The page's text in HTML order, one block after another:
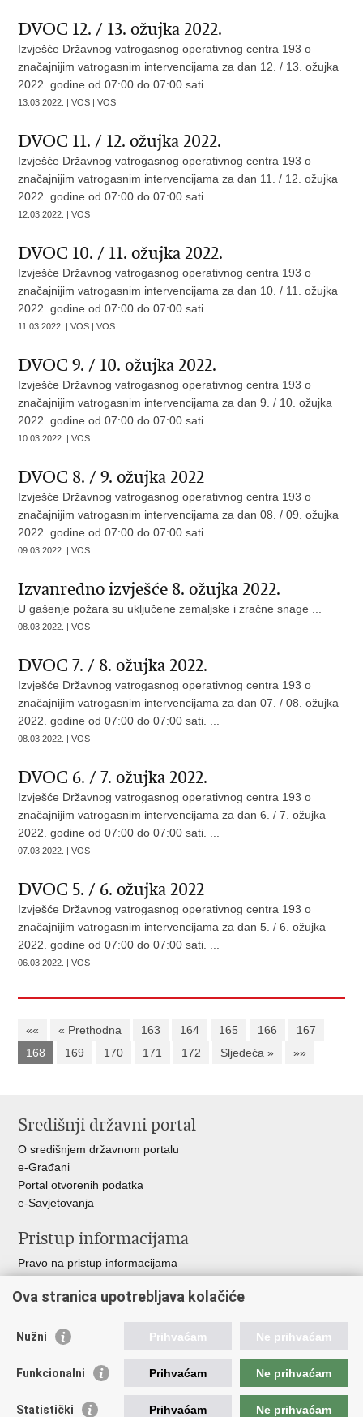
DVOC 12. / 13. ožujka 2022.
Izvješće Državnog vatrogasnog operativnog centra 193 o
značajnijim vatrogasnim intervencijama za dan 12. / 13. ožujka
2022. godine od 07:00 do 07:00 sati. ...
13.03.2022. | VOS | VOS
DVOC 11. / 12. ožujka 2022.
Izvješće Državnog vatrogasnog operativnog centra 193 o
značajnijim vatrogasnim intervencijama za dan 11. / 12. ožujka
2022. godine od 07:00 do 07:00 sati. ...
12.03.2022. | VOS
DVOC 10. / 11. ožujka 2022.
Izvješće Državnog vatrogasnog operativnog centra 193 o
značajnijim vatrogasnim intervencijama za dan 10. / 11. ožujka
2022. godine od 07:00 do 07:00 sati. ...
11.03.2022. | VOS | VOS
DVOC 9. / 10. ožujka 2022.
Izvješće Državnog vatrogasnog operativnog centra 193 o
značajnijim vatrogasnim intervencijama za dan 9. / 10. ožujka
2022. godine od 07:00 do 07:00 sati. ...
10.03.2022. | VOS
DVOC 8. / 9. ožujka 2022
Izvješće Državnog vatrogasnog operativnog centra 193 o
značajnijim vatrogasnim intervencijama za dan 08. / 09. ožujka
2022. godine od 07:00 do 07:00 sati. ...
09.03.2022. | VOS
Izvanredno izvješće 8. ožujka 2022.
U gašenje požara su uključene zemaljske i zračne snage ...
08.03.2022. | VOS
DVOC 7. / 8. ožujka 2022.
Izvješće Državnog vatrogasnog operativnog centra 193 o
značajnijim vatrogasnim intervencijama za dan 07. / 08. ožujka
2022. godine od 07:00 do 07:00 sati. ...
08.03.2022. | VOS
DVOC 6. / 7. ožujka 2022.
Izvješće Državnog vatrogasnog operativnog centra 193 o
značajnijim vatrogasnim intervencijama za dan 6. / 7. ožujka
2022. godine od 07:00 do 07:00 sati. ...
07.03.2022. | VOS
DVOC 5. / 6. ožujka 2022
Izvješće Državnog vatrogasnog operativnog centra 193 o
značajnijim vatrogasnim intervencijama za dan 5. / 6. ožujka
2022. godine od 07:00 do 07:00 sati. ...
06.03.2022. | VOS
«« « Prethodna 163 164 165 166
167
168
169 170 171 172 Sljedeća » »»
Središnji državni portal
O središnjem državnom portalu
e-Građani
Portal otvorenih podatka
e-Savjetovanja
Pristup informacijama
Pravo na pristup informacijama
Pozivi za žurnu pomoć
Važne poveznice
Vlada RH
Muzej hrvatskog vatrogastva
Ova stranica upotrebljava kolačiće
Nužni Prihvaćam Ne prihvaćam
Funkcionalni Prihvaćam Ne prihvaćam
Statistički Prihvaćam Ne prihvaćam